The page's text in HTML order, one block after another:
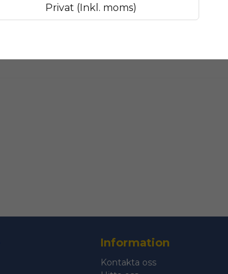
Privat (Inkl. moms)
Information
Kontakta oss